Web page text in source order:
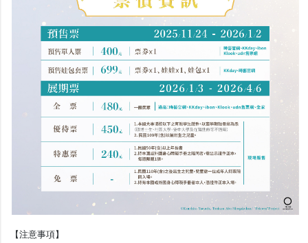
【注意事項】